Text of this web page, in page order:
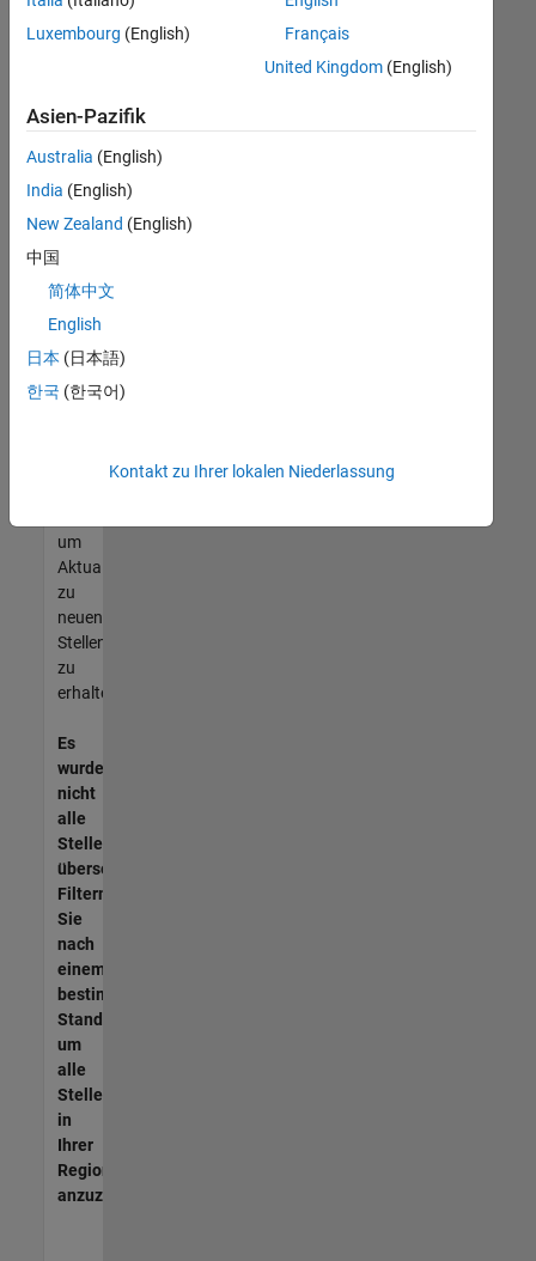
Stellenangebote
anzeigen .
noch
keine
offenen
Stellen
können,
die
Ihren
entsprechen,
werden
unseres
um
Aktualisierungen
zu
neuen
Stellenangeboten
zu
erhalten.
Es
wurden
nicht
alle
Stellen
übersetzt.
Filtern
Sie
nach
einem
bestimmten
Standort,
um
alle
Stellenangebote
in
Ihrer
Region
anzuzeigen.
Luxembourg (English)
Français
United Kingdom(English)
Asien-Pazifik
Australia (English)
India (English)
New Zealand (English)
中国
简体中文
English
日本 (日本語)
한국 (한국어)
Kontakt zu Ihrer lokalen Niederlassung